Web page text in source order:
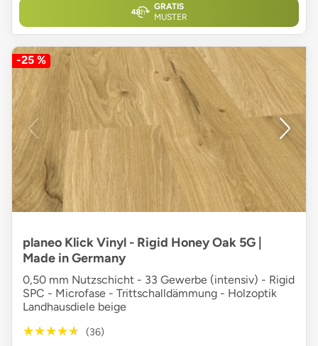
GRATIS
MUSTER
-25 %
planeo Klick Vinyl - Rigid Honey Oak 5G |
Made in Germany
0,50 mm Nutzschicht - 33 Gewerbe (intensiv) - Rigid
SPC - Microfase - Trittschalldämmung - Holzoptik
Landhausdiele beige
★★★★★
★★★★★ (36)